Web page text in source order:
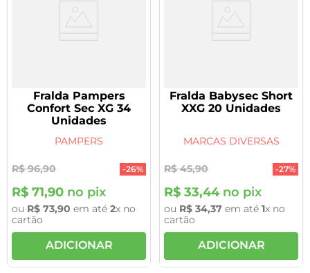
Fralda Pampers
Confort Sec XG 34
Unidades
PAMPERS
R$ 96,90 -26%
R$ 71,90 no pix
ou R$ 73,90 em até 2x no
cartão
ADICIONAR
Fralda Babysec Short
XXG 20 Unidades
MARCAS DIVERSAS
R$ 45,90 -27%
R$ 33,44no pix
ou R$ 34,37 em até 1x no
cartão
ADICIONAR